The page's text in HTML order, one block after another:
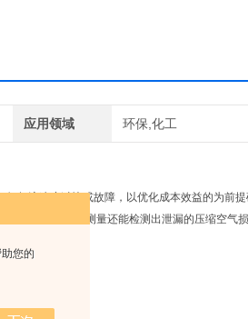
您的
应用领域 环保,化工
流速度过快或故障，以优化成本效益的为前提
外，体积流量测量还能检测出泄漏的压缩空气